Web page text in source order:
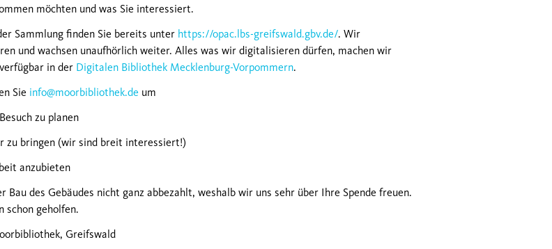
möchten und was Sie interessiert.
Sammlung finden Sie bereits unter https://opac.lbs-greifswald.gbv.de/. Wir
und wachsen unaufhörlich weiter. Alles was wir digitalisieren dürfen, machen wir
in der Digitalen Bibliothek Mecklenburg-Vorpommern.
Sie info@moorbibliothek.de um
zu planen
bringen (wir sind breit interessiert!)
anzubieten
Bau des Gebäudes nicht ganz abbezahlt, weshalb wir uns sehr über Ihre Spende freuen.
schon geholfen.
Greifswald